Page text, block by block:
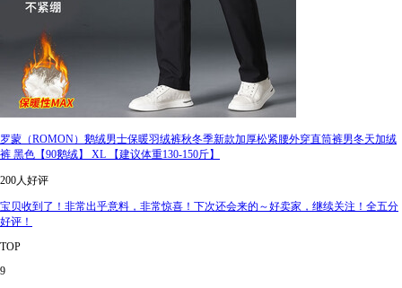
罗蒙（ROMON）鹅绒男士保暖羽绒裤秋冬季新款加厚松紧腰外穿直筒裤男冬天加绒
裤 黑色【90鹅绒】 XL 【建议体重130-150斤】
200人好评
宝贝收到了！非常出乎意料，非常惊喜！下次还会来的～好卖家，继续关注！全五分
好评！
TOP
9